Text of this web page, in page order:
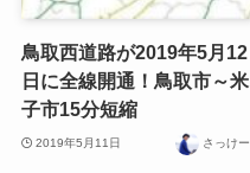
鳥取西道路が2019年5月12
日に全線開通！鳥取市～米
子市15分短縮
2019年5月11日 さっけー